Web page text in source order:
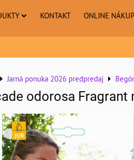
KONTAKT ONLINE NÁKUP
Jarná ponuka 2026 predpredaj
odorosa Fragrant